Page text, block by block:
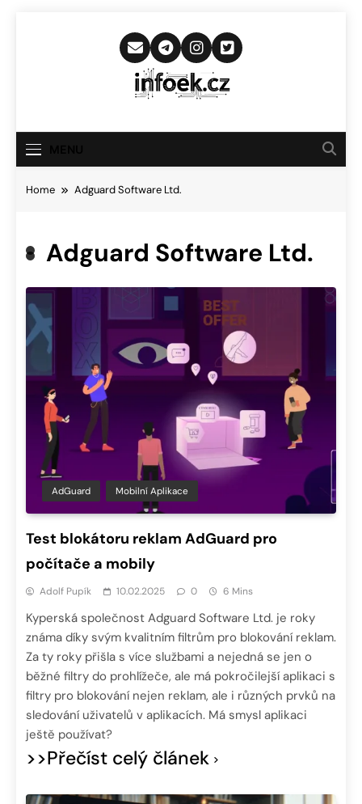
Infoek.cz
Novinkám
Home Adguard Software Ltd.
Adguard Software Ltd.
AdGuard Mobilní Aplikace
Test blokátoru reklam AdGuard pro
počítače a mobily
Adolf Pupík 10.02.2025 0 6 Mins
Kyperská společnost Adguard Software Ltd. je roky
známa díky svým kvalitním filtrům pro blokování reklam.
Za ty roky přišla s více službami a nejedná se jen o
běžné filtry do prohlížeče, ale má pokročilejší aplikaci s
filtry pro blokování nejen reklam, ale i různých prvků na
sledování uživatelů v aplikacích. Má smysl aplikaci
ještě používat?
>>Přečíst celý článek